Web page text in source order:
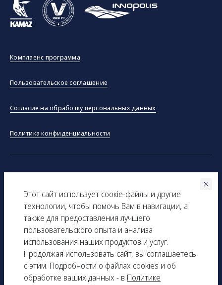
Этот сайт использует соокіe-файлы и другие
технологии, чтобы помочь Вам в навигации, а
также для предоставления лучшего
пользовательского опыта и анализа
использования наших продуктов и услуг.
Продолжая использовать сайт, вы соглашаетесь
с этим. Подробности о файлах cookies и об
обработке ваших данных - в Политике
Комплаенс программа
Пользовательское соглашение
Согласие на обработку персональных данных
Политика конфиденциальности
Вся представленная на сайте информация, касающаяся
технических характеристик, наличия на складе, стоимости
товаров, носит информационный характер и ни при каких
условиях не является публичной офертой, определяемой
положениями Статьи 437(2) Гражданского кодекса РФ.
ИНН: 9729277261
КПП: 161501001